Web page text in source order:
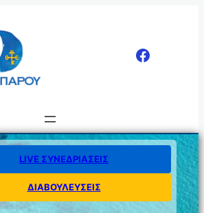
LIVE ΣΥΝΕΔΡΙΑΣΕΙΣ
ΔΙΑΒΟΥΛΕΥΣΕΙΣ